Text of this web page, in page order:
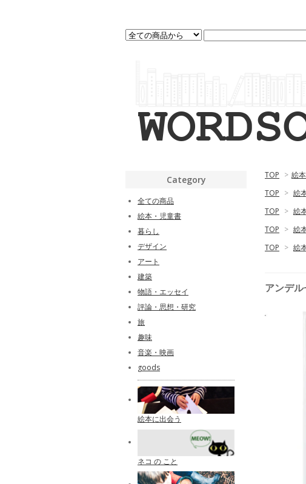
TOP > 絵
TOP > 絵
TOP > 絵
TOP > 絵
TOP > 絵
アンデ
Category
全ての商品
絵本・児童書
暮らし
デザイン
アート
建築
物語・エッセイ
評論・思想・研究
旅
趣味
音楽・映画
goods
絵本に出会う
ネコ の こと